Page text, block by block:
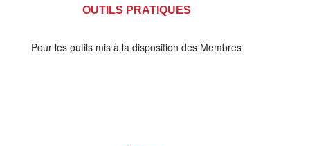
OUTILS PRATIQUES
Pour les outils mis à la disposition des Membres